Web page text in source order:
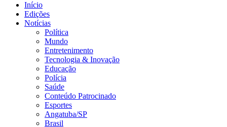
Início
Edições
Notícias
Política
Mundo
Entretenimento
Tecnologia & Inovação
Educação
Polícia
Saúde
Conteúdo Patrocinado
Esportes
Angatuba/SP
Brasil